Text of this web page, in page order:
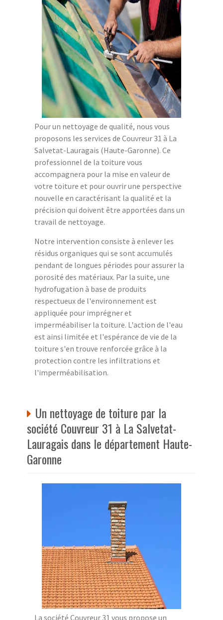
Pour un nettoyage de qualité, nous vous
proposons les services de Couvreur 31 à La
Salvetat-Lauragais (Haute-Garonne). Ce
professionnel de la toiture vous
accompagnera pour la mise en valeur de
votre toiture et pour ouvrir une perspective
nouvelle en caractérisant la qualité et la
précision qui doivent être apportées dans un
travail de nettoyage.
Notre intervention consiste à enlever les
résidus organiques qui se sont accumulés
pendant de longues périodes pour assurer la
porosité des matériaux. Par la suite, une
hydrofugation à base de produits
respectueux de l'environnement est
appliquée pour imprégner et
imperméabiliser la toiture. L'action de l'eau
est ainsi limitée et l'espérance de vie de la
toiture s'en trouve renforcée grâce à la
protection contre les infiltrations et
l'imperméabilisation.
Un nettoyage de toiture par la
société Couvreur 31 à La Salvetat-
Lauragais dans le département Haute-
Garonne
La société Couvreur 31 vous propose un